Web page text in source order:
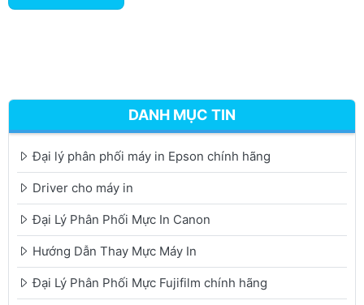
DANH MỤC TIN
Đại lý phân phối máy in Epson chính hãng
Driver cho máy in
Đại Lý Phân Phối Mực In Canon
Hướng Dẫn Thay Mực Máy In
Đại Lý Phân Phối Mực Fujifilm chính hãng